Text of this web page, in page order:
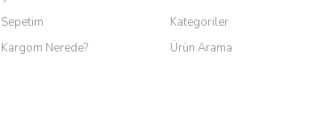
Sepetim
Kargom Nerede?
Kategoriler
Ürün Arama